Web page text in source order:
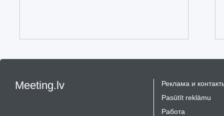
Meeting.lv
Реклама и
Pasūtīt reklāmu
Работа